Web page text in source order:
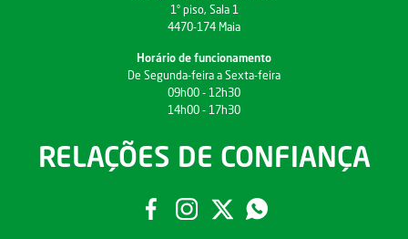
1º piso, Sala 1
4470-174 Maia
Horário de funcionamento
De Segunda-feira a Sexta-feira
09h00 - 12h30
14h00 - 17h30
RELAÇÕES DE CONFIANÇA